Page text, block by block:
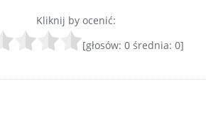
Kliknij by ocenić:
[głosów: 0średnia: 0]